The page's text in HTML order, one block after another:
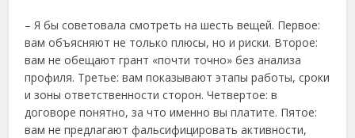
– Я бы советовала смотреть на шесть вещей. Первое:
вам объясняют не только плюсы, но и риски. Второе:
вам не обещают грант «почти точно» без анализа
профиля. Третье: вам показывают этапы работы, сроки
и зоны ответственности сторон. Четвертое: в
договоре понятно, за что именно вы платите. Пятое:
вам не предлагают фальсифицировать активности,